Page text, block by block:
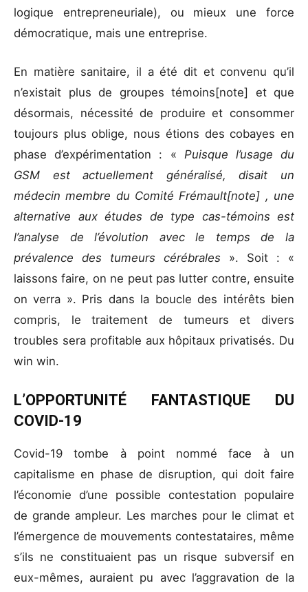
logique entrepreneuriale), ou mieux une force
démocratique, mais une entreprise.
En matière sanitaire, il a été dit et convenu qu’il
n’existait plus de groupes témoins[note] et que
désormais, nécessité de produire et consommer
toujours plus oblige, nous étions des cobayes en
phase d’expérimentation : « Puisque l’usage du
GSM est actuellement généralisé, disait un
médecin membre du Comité Frémault[note] , une
alternative aux études de type cas-témoins est
l’analyse de l’évolution avec le temps de la
prévalence des tumeurs cérébrales ». Soit : «
laissons faire, on ne peut pas lutter contre, ensuite
on verra ». Pris dans la boucle des intérêts bien
compris, le traitement de tumeurs et divers
troubles sera profitable aux hôpitaux privatisés. Du
win win.
L’OPPORTUNITÉ FANTASTIQUE DU
COVID-19
Covid-19 tombe à point nommé face à un
capitalisme en phase de disruption, qui doit faire
l’économie d’une possible contestation populaire
de grande ampleur. Les marches pour le climat et
l’émergence de mouvements contestataires, même
s’ils ne constituaient pas un risque subversif en
eux-mêmes, auraient pu avec l’aggravation de la